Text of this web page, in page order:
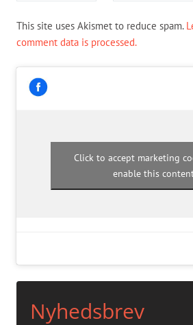
This site uses Akismet to reduce spam.
comment data is processed.
Click to accept marketing
enable this
Nyhedsbrev